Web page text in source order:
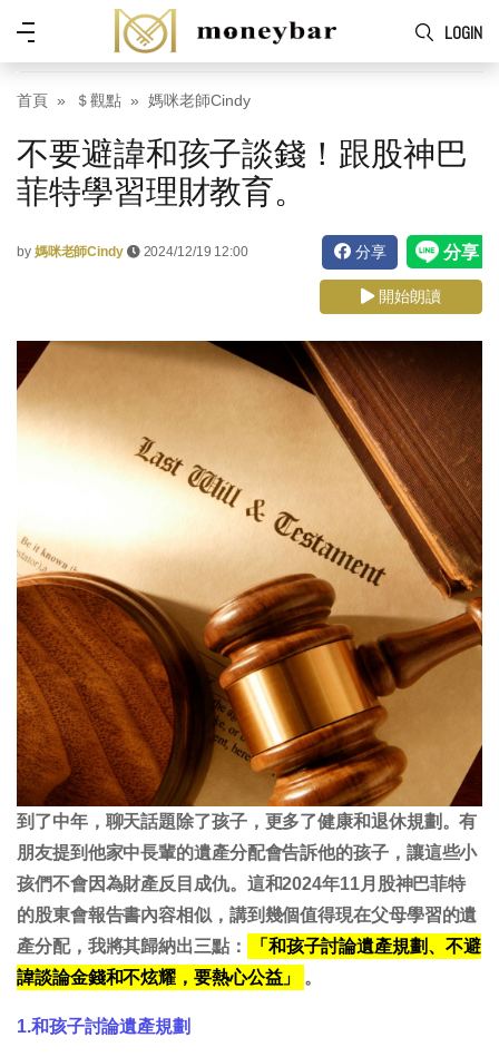
Skip to main content
LOGIN
功
能
表
首頁 ＄觀點 媽咪老師Cindy
不要避諱和孩子談錢！跟股神巴
菲特學習理財教育。
by 媽咪老師Cindy 2024/12/19 12:00 分享
開始朗讀
到了中年，聊天話題除了孩子，更多了健康和退休規劃。有
朋友提到他家中長輩的遺產分配會告訴他的孩子，讓這些小
孩們不會因為財產反目成仇。這和2024年11月股神巴菲特
的股東會報告書內容相似，講到幾個值得現在父母學習的遺
產分配，我將其歸納出三點：
「和孩子討論遺產規劃、不避
諱談論金錢和不炫耀，要熱心公益」
。
1.和孩子討論遺產規劃